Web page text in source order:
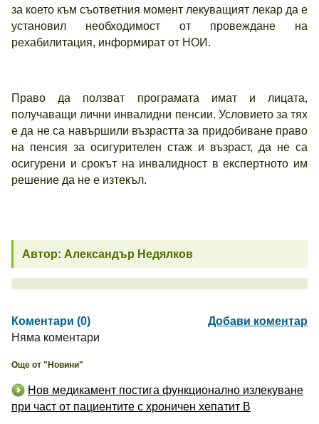
за което към съответния момент лекуващият лекар да е
установил необходимост от провеждане на
рехабилитация, информират от НОИ.
Право да ползват програмата имат и лицата,
получаващи лични инвалидни пенсии. Условието за тях
е да не са навършили възрастта за придобиване право
на пенсия за осигурителен стаж и възраст, да не са
осигурени и срокът на инвалидност в експертното им
решение да не е изтекъл.
Автор: Александър Недялков
Коментари (0)
Добави коментар
Няма коментари
Още от "Новини"
Нов медикамент постига функционално излекуване
при част от пациентите с хроничен хепатит B